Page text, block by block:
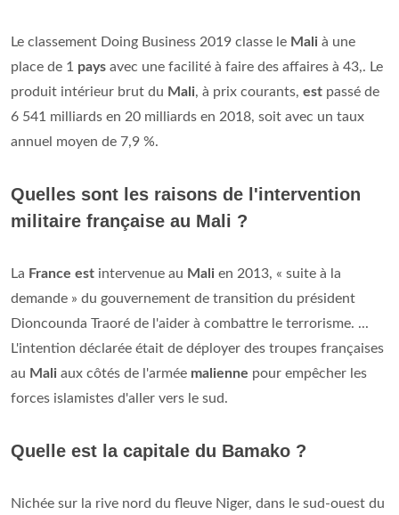
Le classement Doing Business 2019 classe le Mali à une
place de 1 pays avec une facilité à faire des affaires à 43,. Le
produit intérieur brut du Mali, à prix courants, est passé de
6 541 milliards en 20 milliards en 2018, soit avec un taux
annuel moyen de 7,9 %.
Quelles sont les raisons de l'intervention
militaire française au Mali ?
La France est intervenue au Mali en 2013, « suite à la
demande » du gouvernement de transition du président
Dioncounda Traoré de l'aider à combattre le terrorisme. ...
L'intention déclarée était de déployer des troupes françaises
au Mali aux côtés de l'armée malienne pour empêcher les
forces islamistes d'aller vers le sud.
Quelle est la capitale du Bamako ?
Nichée sur la rive nord du fleuve Niger, dans le sud-ouest du